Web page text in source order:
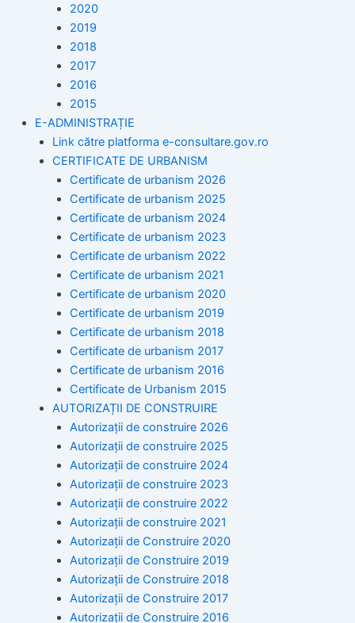
2020
2019
2018
2017
2016
2015
E-ADMINISTRAȚIE
Link către platforma e-consultare.gov.ro
CERTIFICATE DE URBANISM
Certificate de urbanism 2026
Certificate de urbanism 2025
Certificate de urbanism 2024
Certificate de urbanism 2023
Certificate de urbanism 2022
Certificate de urbanism 2021
Certificate de urbanism 2020
Certificate de urbanism 2019
Certificate de urbanism 2018
Certificate de urbanism 2017
Certificate de urbanism 2016
Certificate de Urbanism 2015
AUTORIZAȚII DE CONSTRUIRE
Autorizații de construire 2026
Autorizații de construire 2025
Autorizații de construire 2024
Autorizații de construire 2023
Autorizații de construire 2022
Autorizații de construire 2021
Autorizații de Construire 2020
Autorizații de Construire 2019
Autorizaţii de Construire 2018
Autorizaţii de Construire 2017
Autorizaţii de Construire 2016